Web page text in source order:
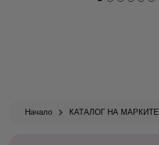
Начало КАТАЛОГ НА МАРКИТЕ